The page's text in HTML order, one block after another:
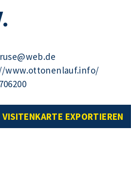
www.ottonenlauf.info/
VISITENKARTE EXPORTIEREN